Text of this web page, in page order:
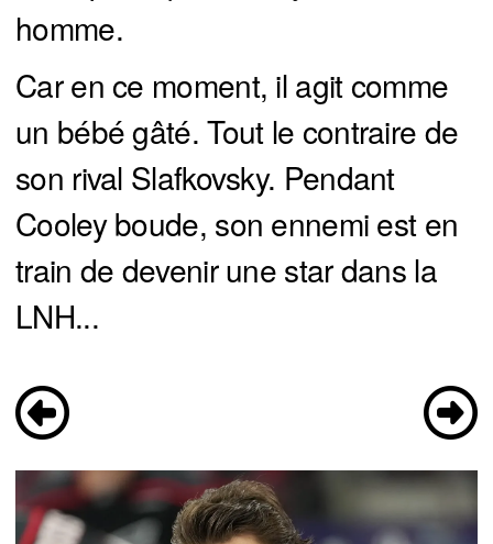
homme.
Car en ce moment, il agit comme
un bébé gâté. Tout le contraire de
son rival Slafkovsky. Pendant
Cooley boude, son ennemi est en
train de devenir une star dans la
LNH...